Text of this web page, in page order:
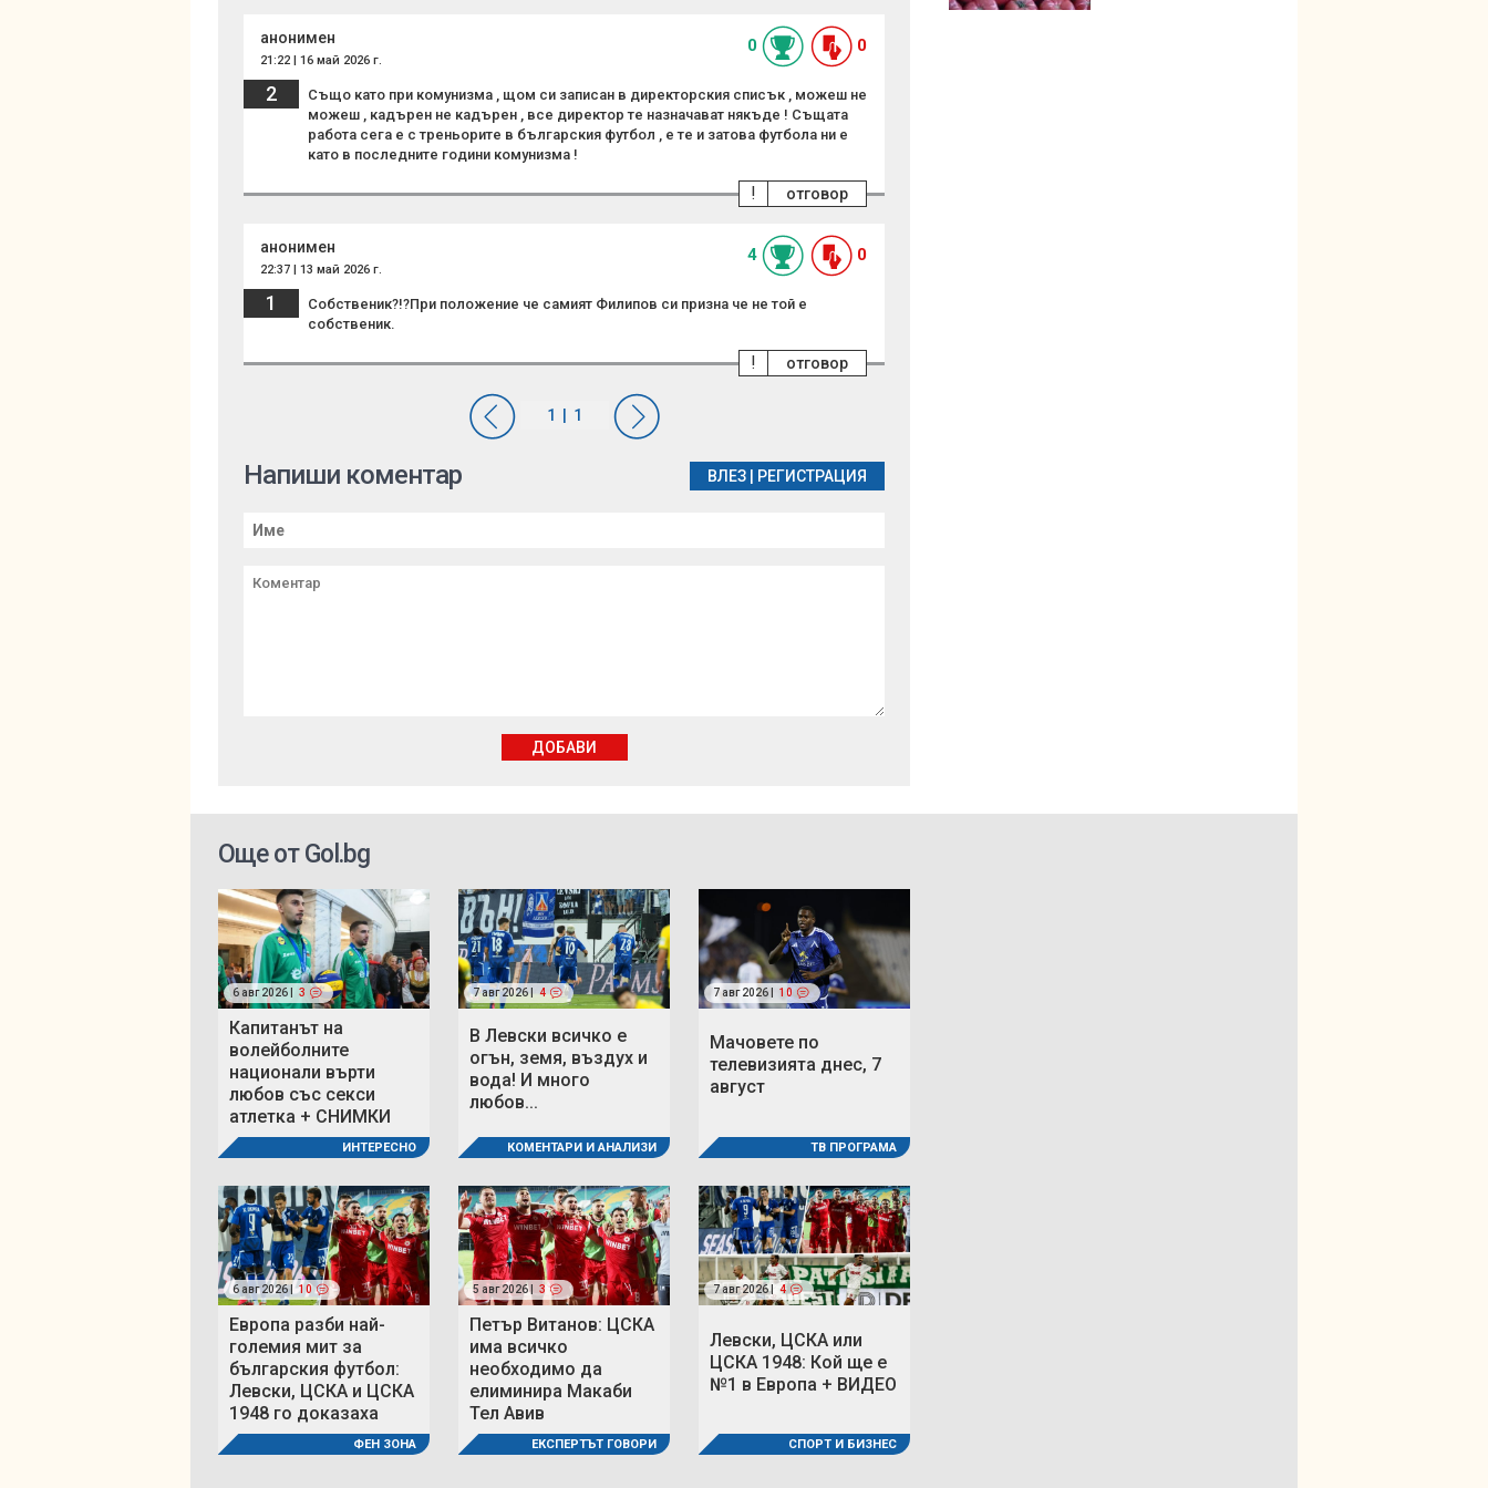
анонимен
21:22 | 16 май 2026 г.
0 0
2
Също като при комунизма , щом си записан в директорския списък , можеш не
можеш , кадърен не кадърен , все директор те назначават някъде ! Същата
работа сега е с треньорите в българския футбол , е те и затова футбола ни е
като в последните години комунизма !
отговор
!
анонимен
22:37 | 13 май 2026 г.
4 0
1
Собственик?!?При положение че самият Филипов си призна че не той е
собственик.
отговор
!
Напиши коментар ВЛЕЗ РЕГИСТРАЦИЯ
ДОБАВИ
Още от Gol.bg
6 авг 2026 | 3
Капитанът на
волейболните
национали върти
любов със секси
атлетка + СНИМКИ
ИНТЕРЕСНО
7 авг 2026 | 4
В Левски всичко е
огън, земя, въздух и
вода! И много
любов...
КОМЕНТАРИ И АНАЛИЗИ
7 авг 2026 | 10
Мачовете по
телевизията днес, 7
август
ТВ ПРОГРАМА
6 авг 2026 | 10
Европа разби най-
големия мит за
българския футбол:
Левски, ЦСКА и ЦСКА
1948 го доказаха
ФЕН ЗОНА
5 авг 2026 | 3
Петър Витанов: ЦСКА
има всичко
необходимо да
елиминира Макаби
Тел Авив
ЕКСПЕРТЪТ ГОВОРИ
7 авг 2026 | 4
Левски, ЦСКА или
ЦСКА 1948: Кой ще е
№1 в Европа + ВИДЕО
СПОРТ И БИЗНЕС